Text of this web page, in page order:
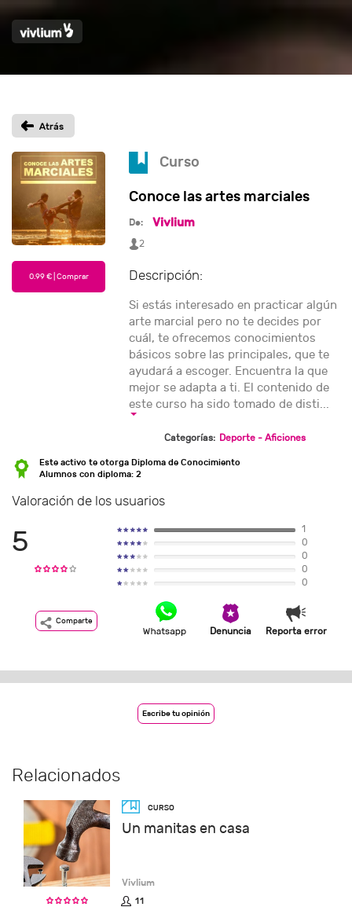
Curso
Conoce las artes marciales
De: Vivlium
2
Descripción:
Si estás interesado en practicar algún
arte marcial pero no te decides por
cuál, te ofrecemos conocimientos
básicos sobre las principales, que te
ayudará a escoger. Encuentra la que
mejor se adapta a ti. El contenido de
este curso ha sido tomado de disti...
Categorías: Deporte - Aficiones
Este activo te otorga Diploma de Conocimiento
Alumnos con diploma: 2
Valoración de los usuarios
5
1
0
0
0
0
Comparte
Denuncia Reporta error
Escribe tu opinión
Relacionados
Un manitas en casa
Vivlium
11